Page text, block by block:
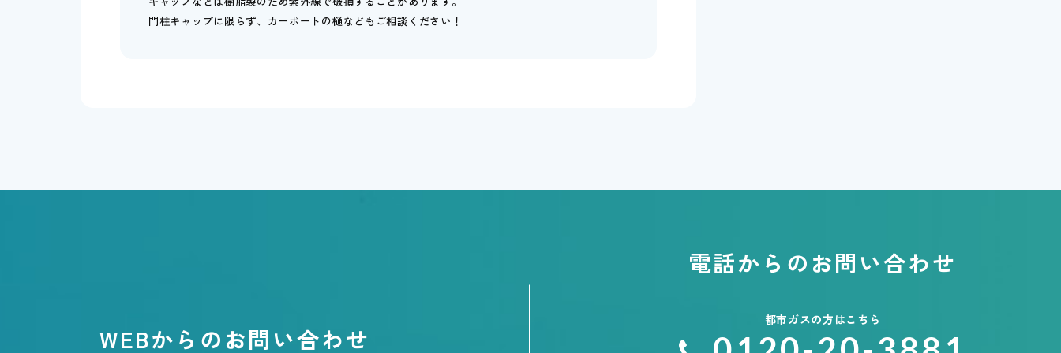
門柱キャップに限らず、カーポートの樋などもご相談ください！
WEBからのお問い合わせ
電話からのお問い合わせ
都市ガスの方はこちら